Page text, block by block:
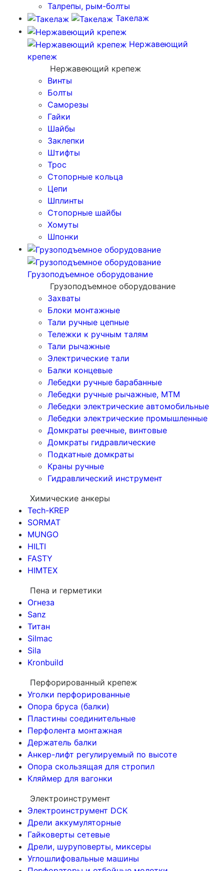
Талрепы, рым-болты
Такелаж
Нержавеющий
крепеж
Нержавеющий крепеж
Винты
Болты
Саморезы
Гайки
Шайбы
Заклепки
Штифты
Трос
Стопорные кольца
Цепи
Шплинты
Стопорные шайбы
Хомуты
Шпонки
Грузоподъемное оборудование
Грузоподъемное оборудование
Захваты
Блоки монтажные
Тали ручные цепные
Тележки к ручным талям
Тали рычажные
Электрические тали
Балки концевые
Лебедки ручные барабанные
Лебедки ручные рычажные, МТМ
Лебедки электрические автомобильные
Лебедки электрические промышленные
Домкраты реечные, винтовые
Домкраты гидравлические
Подкатные домкраты
Краны ручные
Гидравлический инструмент
Химические анкеры
Tech-KREP
SORMAT
MUNGO
HILTI
FASTY
HIMTEX
Пена и герметики
Огнеза
Sanz
Титан
Silmac
Sila
Kronbuild
Перфорированный крепеж
Уголки перфорированные
Опора бруса (балки)
Пластины соединительные
Перфолента монтажная
Держатель балки
Анкер-лифт регулируемый по высоте
Опора скользящая для стропил
Кляймер для вагонки
Электроинструмент
Электроинструмент DCK
Дрели аккумуляторные
Гайковерты сетевые
Дрели, шуруповерты, миксеры
Углошлифовальные машины